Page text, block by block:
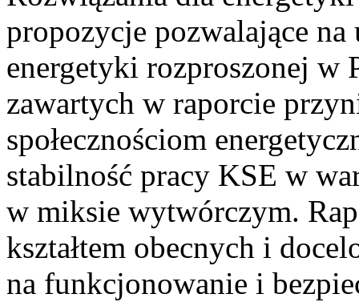
propozycje pozwalające
energetyki rozproszonej w
zawartych w raporcie
społecznościom
stabilność pracy KSE w
w miksie wytwórczym.
kształtem obecnych i
na funkcjonowanie i